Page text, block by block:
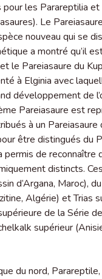
les Parareptilia
Le
nouveau qui se
a montré qu’il
le Pareiasaure du
à Elginia avec
développement de
Pareiasaure est
à un Pareiasaure
être distingués du
de
distincts.
d’Argana, Maroc),
Algérie) et Trias
de la Série
supérieur
du nord, Parareptile,